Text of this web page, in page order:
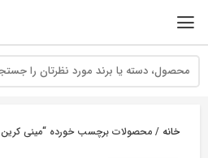
خانه / محصولات برچسب خورده “مینی کرین IFOOTAGE-MINICRANE M5”